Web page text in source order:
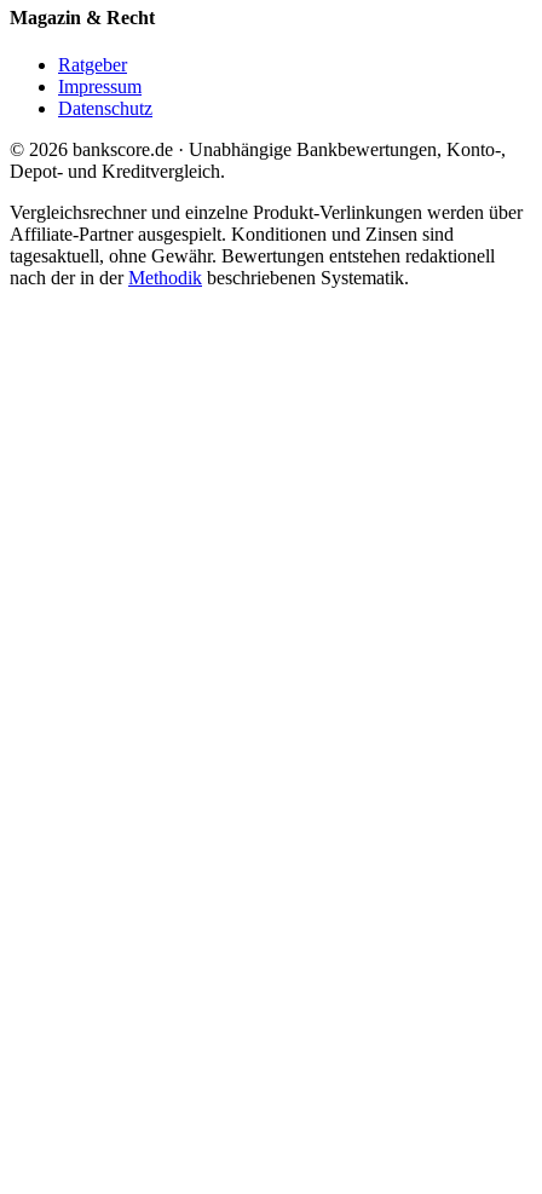
Magazin & Recht
Ratgeber
Impressum
Datenschutz
© 2026 bankscore.de · Unabhängige Bankbewertungen, Konto-,
Depot- und Kreditvergleich.
Vergleichsrechner und einzelne Produkt-Verlinkungen werden über
Affiliate-Partner ausgespielt. Konditionen und Zinsen sind
tagesaktuell, ohne Gewähr. Bewertungen entstehen redaktionell
nach der in derMethodik beschriebenen Systematik.